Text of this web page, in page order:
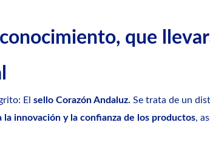
que
El sello Corazón Andaluz. Se trata de un
la innovación y la confianza de los productos,